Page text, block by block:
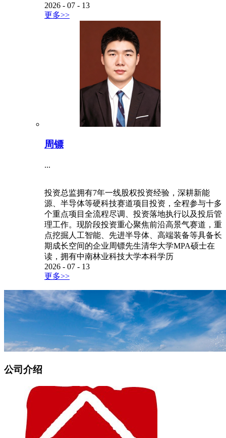
2026 - 07 - 13
更多>>
周镖
...
投资总监拥有7年一线股权投资经验，深耕新能
源、半导体等硬科技赛道项目投资，全程参与十多
个重点项目全流程尽调、投资落地执行以及投后管
理工作。现阶段投资重心聚焦前沿高景气赛道，重
点挖掘人工智能、先进半导体、高端装备等具备长
期成长空间的企业周镖先生清华大学MPA硕士在
读，拥有中南林业科技大学本科学历
2026 - 07 - 13
更多>>
公司介绍